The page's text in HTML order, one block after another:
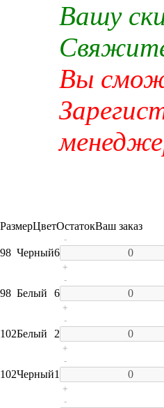
Вашу
Вы
РазмерЦветОстатокВаш заказ
98 Черный6
-
+
98 Белый 6
-
+
102Белый 2
-
+
102Черный1
-
+
-